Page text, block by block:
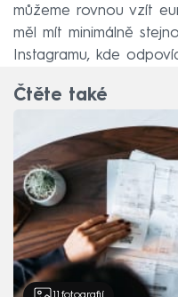
můžeme rovnou vzít
měl mít minimálně
Instagramu, kde
Čtěte také